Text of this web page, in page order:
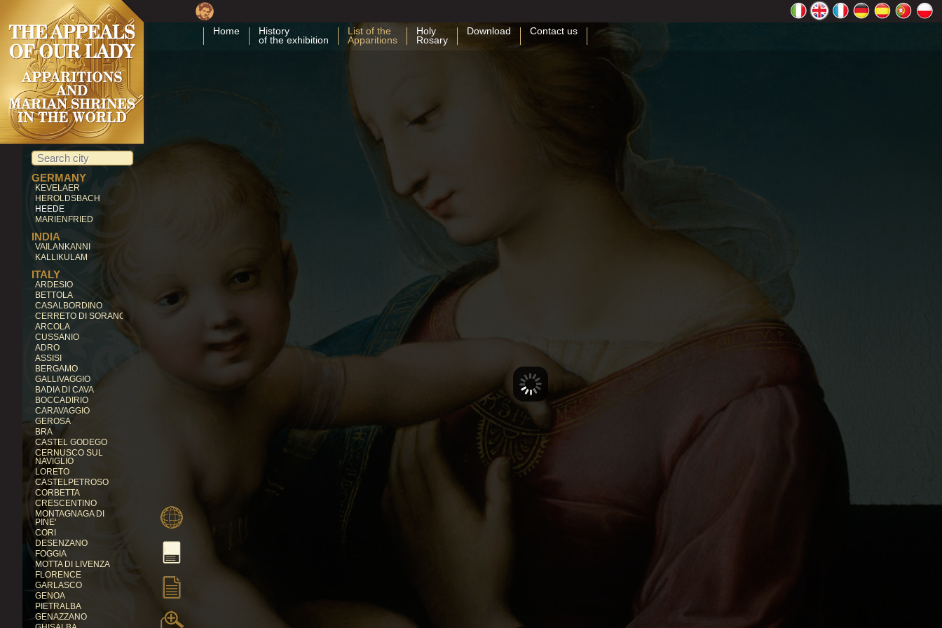
Home
History
of the exhibition
List of the
Apparitions
Holy
Rosary
Download Contact us
CHILE
ANDACOLLO
CHINA
DONG LU
KOREA
NAMYANG
CUBA
CUBA
COSTA RICA
CARTAGO
EGYPT
ZEITUN
GERMANY
KEVELAER
HEROLDSBACH
HEEDE
MARIENFRIED
INDIA
VAILANKANNI
KALLIKULAM
ITALY
ARDESIO
BETTOLA
CASALBORDINO
CERRETO DI SORANO
ARCOLA
CUSSANIO
ADRO
ASSISI
BERGAMO
GALLIVAGGIO
BADIA DI CAVA
BOCCADIRIO
CARAVAGGIO
GEROSA
BRA
CASTEL GODEGO
CERNUSCO SUL
NAVIGLIO
LORETO
CASTELPETROSO
CORBETTA
CRESCENTINO
MONTAGNAGA DI
PINE'
CORI
DESENZANO
FOGGIA
MOTTA DI LIVENZA
FLORENCE
GARLASCO
GENOA
PIETRALBA
GENAZZANO